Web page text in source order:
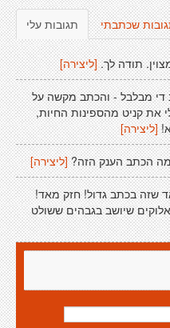
תגובות עלי שכתבתי
תודה לך. [ליצירה]
די מבלבל - והכתב מקשה על
את קניט מהספינות החיות,
[ליצירה]
הכתב הענק הזה? [ליצירה]
שזה בכתב גדול! חזק מאד!
שיושב בגבהים ששולט